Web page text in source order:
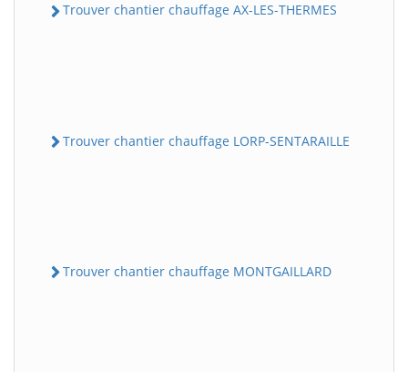
Trouver chantier chauffage AX-LES-THERMES
Trouver chantier chauffage LORP-SENTARAILLE
Trouver chantier chauffage MONTGAILLARD